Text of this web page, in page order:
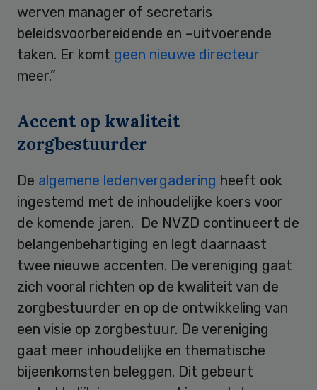
werven manager of secretaris
beleidsvoorbereidende en –uitvoerende
taken. Er komt geen nieuwe directeur
meer.”
Accent op kwaliteit
zorgbestuurder
De algemene ledenvergadering heeft ook
ingestemd met de inhoudelijke koers voor
de komende jaren. De NVZD continueert de
belangenbehartiging en legt daarnaast
twee nieuwe accenten. De vereniging gaat
zich vooral richten op de kwaliteit van de
zorgbestuurder en op de ontwikkeling van
een visie op zorgbestuur. De vereniging
gaat meer inhoudelijke en thematische
bijeenkomsten beleggen. Dit gebeurt